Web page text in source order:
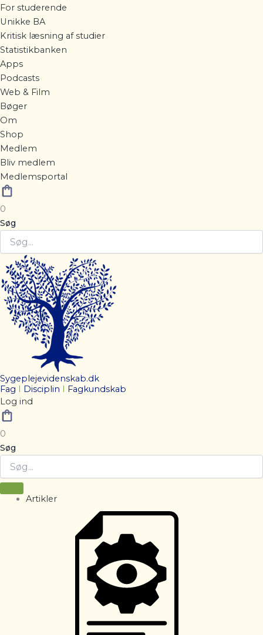
For studerende
Unikke BA
Kritisk læsning af studier
Statistikbanken
Apps
Podcasts
Web & Film
Bøger
Om
Shop
Medlem
Bliv medlem
Medlemsportal
0
Søg
Sygeplejevidenskab.dk
Fag
Disciplin
Fagkundskab
Log ind
0
Søg
Artikler